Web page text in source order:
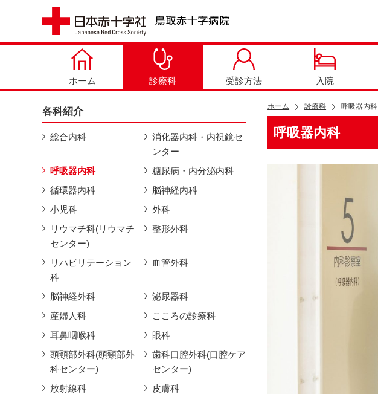
ホーム 診療科 受診方法 入院
ホーム 診療科 呼吸器内科
呼吸器内科
各科紹介
総合内科
消化器内科・内視鏡セ
ンター
呼吸器内科
糖尿病・内分泌内科
循環器内科
脳神経内科
小児科
外科
リウマチ科(リウマチ
センター)
整形外科
リハビリテーション
科
血管外科
脳神経外科
泌尿器科
産婦人科
こころの診療科
耳鼻咽喉科
眼科
頭頸部外科(頭頸部外
科センター)
歯科口腔外科(口腔ケア
センター)
放射線科
皮膚科